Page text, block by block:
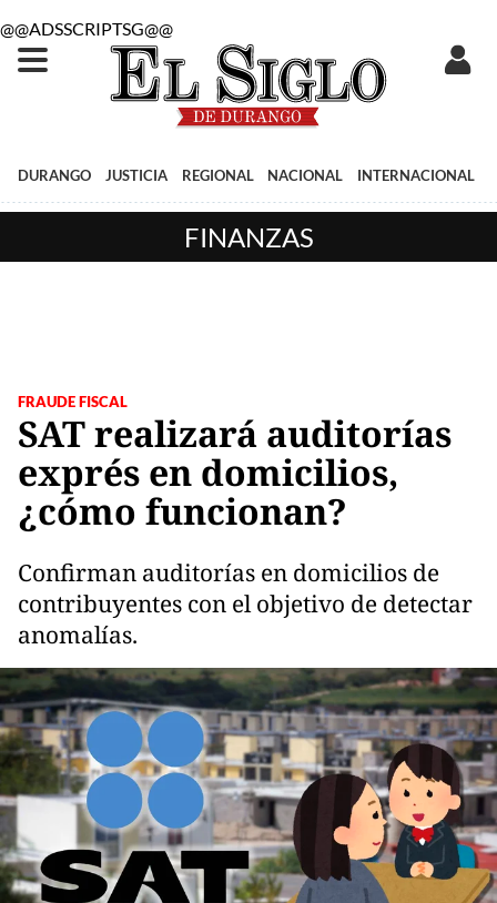
@@ADSSCRIPTSG@@
DURANGO JUSTICIA REGIONAL NACIONAL INTERNACIONAL
FINANZAS
FRAUDE FISCAL
SAT realizará auditorías
exprés en domicilios,
¿cómo funcionan?
Confirman auditorías en domicilios de
contribuyentes con el objetivo de detectar
anomalías.